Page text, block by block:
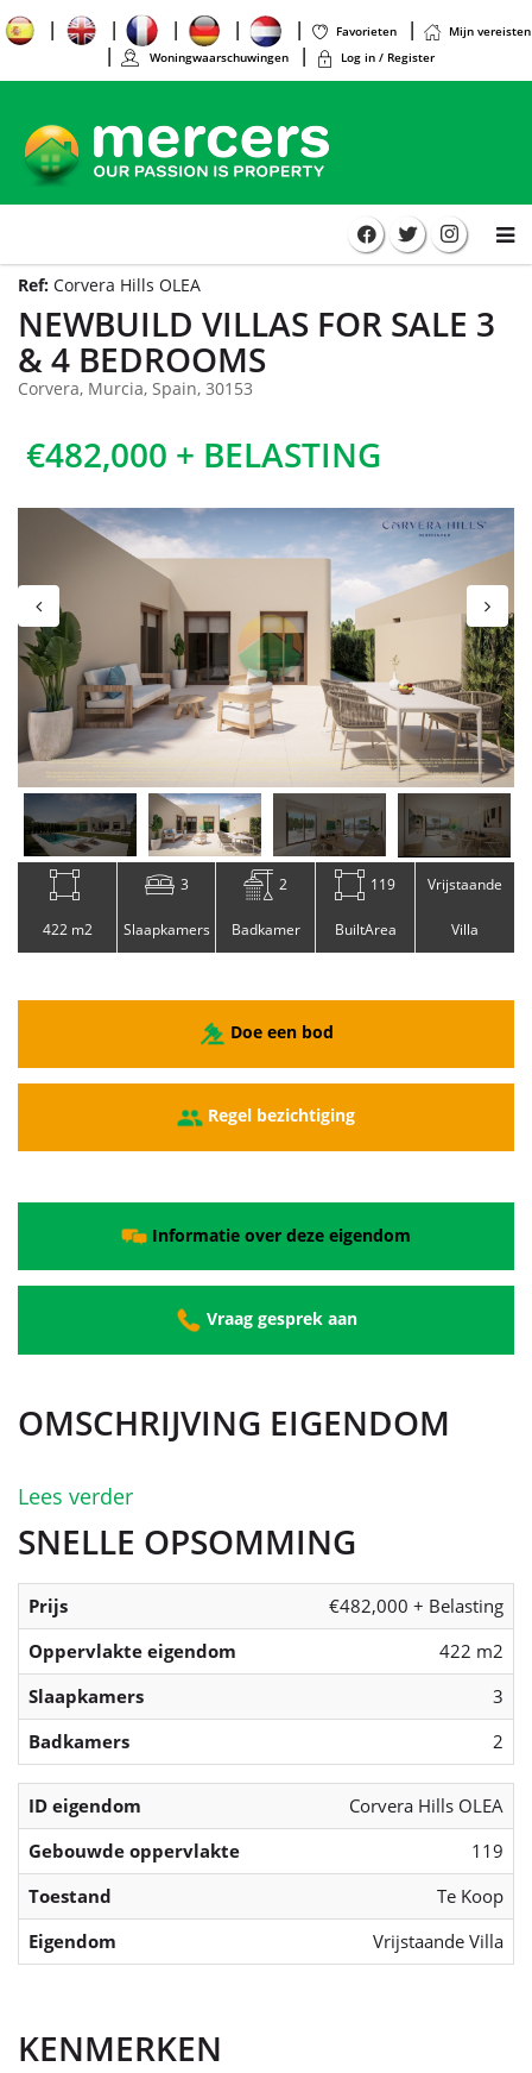
Favorieten
Mijn vereisten
Woningwaarschuwingen
Log in / Register
Ref: Corvera Hills OLEA
NEWBUILD VILLAS FOR SALE 3
& 4 BEDROOMS
Corvera, Murcia, Spain, 30153
€482,000 + BELASTING
422 m2
3
Slaapkamers
2
Badkamer
119
BuiltArea
Vrijstaande
Villa
Doe een bod
Regel bezichtiging
Informatie over deze eigendom
Vraag gesprek aan
OMSCHRIJVING EIGENDOM
Lees verder
SNELLE OPSOMMING
Prijs
€482,000 + Belasting
Oppervlakte eigendom
422 m2
Slaapkamers
3
Badkamers
2
ID eigendom
Corvera Hills OLEA
Gebouwde oppervlakte
119
Toestand
Te Koop
Eigendom
Vrijstaande Villa
KENMERKEN